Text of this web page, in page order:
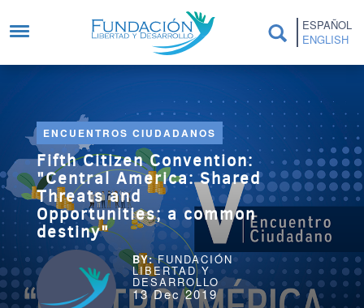
ESPAÑOL
ENGLISH
ENCUENTROS CIUDADANOS
Fifth Citizen Convention:
"Central America: Shared
Threats and
Opportunities; a common
destiny"
FUNDACIÓN
LIBERTAD Y
DESARROLLO
13 Dec 2019